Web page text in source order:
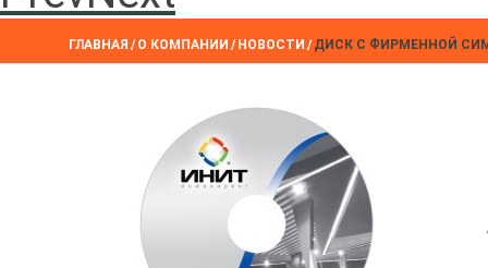
ГЛАВНАЯ / О КОМПАНИИ / НОВОСТИ / ДИСК С ФИРМЕННОЙ